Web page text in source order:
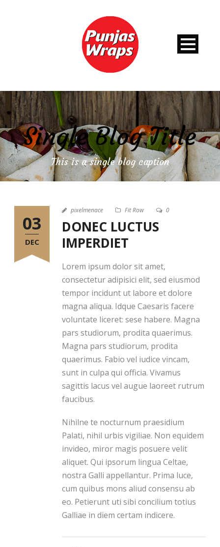
Single Blog Title
This is a single blog caption
03
DEC
pixelmenace Fit Row 0
DONEC LUCTUS
IMPERDIET
Lorem ipsum dolor sit amet,
consectetur adipisici elit, sed eiusmod
tempor incidunt ut labore et dolore
magna aliqua. Idque Caesaris facere
voluntate liceret: sese habere. Magna
pars studiorum, prodita quaerimus.
Magna pars studiorum, prodita
quaerimus. Fabio vel iudice vincam,
sunt in culpa qui officia. Vivamus
sagittis lacus vel augue laoreet rutrum
faucibus.
Nihilne te nocturnum praesidium
Palati, nihil urbis vigiliae. Non equidem
invideo, miror magis posuere velit
aliquet. Qui ipsorum lingua Celtae,
nostra Galli appellantur. Prima luce,
cum quibus mons aliud consensu ab
eo. Petierunt uti sibi concilium totius
Galliae in diem certam indicere.